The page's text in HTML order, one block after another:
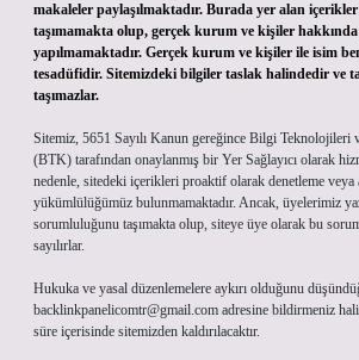
makaleler paylaşılmaktadır. Burada yer alan
taşımamakta olup, gerçek kurum ve kişiler hakkında
yapılmamaktadır. Gerçek kurum ve kişiler ile isim
tesadüfidir. Sitemizdeki bilgiler taslak halindedir ve
taşımazlar.
Sitemiz, 5651 Sayılı Kanun gereğince Bilgi
(BTK) tarafından onaylanmış bir Yer Sağlayıcı olarak
nedenle, sitedeki içerikleri proaktif olarak denetleme veya
yükümlülüğümüz bulunmamaktadır. Ancak, üyelerimiz
sorumluluğunu taşımakta olup, siteye üye olarak bu
sayılırlar.
Hukuka ve yasal düzenlemelere aykırı olduğunu
backlinkpanelicomtr@gmail.com adresine bildirmeniz
süre içerisinde sitemizden kaldırılacaktır.